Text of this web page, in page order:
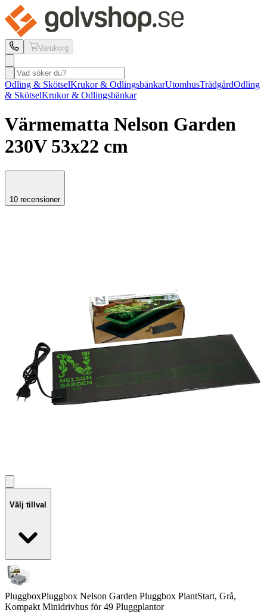
Varukorg
Odling & SkötselKrukor & OdlingsbänkarUtomhusTrädgårdOdling
& SkötselKrukor & Odlingsbänkar
Värmematta Nelson Garden
230V 53x22 cm
10 recensioner
Välj tillval
PluggboxPluggbox Nelson Garden Pluggbox PlantStart, Grå,
Kompakt Minidrivhus för 49 Pluggplantor